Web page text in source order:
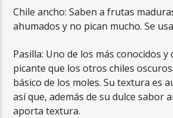
Chile ancho: Saben a frutas
ahumados y no pican mucho. Se
Pasilla: Uno de los más conocidos y
picante que los otros chiles
básico de los moles. Su textura es
así que, además de su dulce sabor
aporta textura.